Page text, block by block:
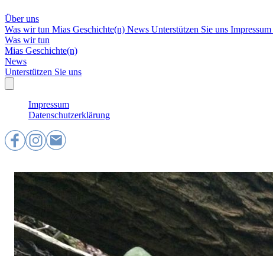
Über uns
Was wir tun Mias Geschichte(n) News Unterstützen Sie uns Impressum
Was wir tun
Mias Geschichte(n)
News
Unterstützen Sie uns
Impressum
Datenschutzerklärung